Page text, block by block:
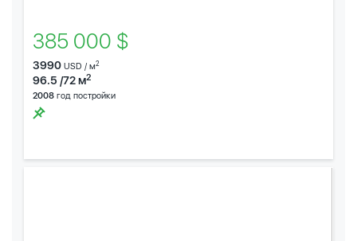
385 000 $
3990 USD / м2
96.5 /72 м2
2008 год постройки